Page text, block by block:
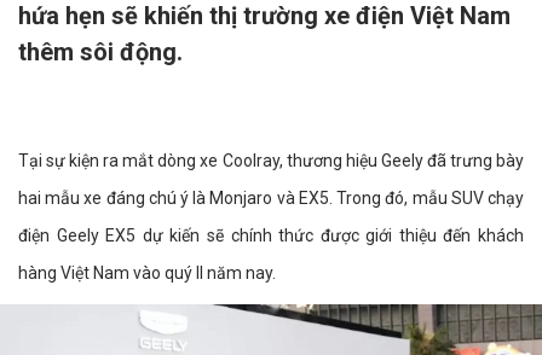
hứa hẹn sẽ khiến thị trường xe điện Việt Nam
thêm sôi động.
Tại sự kiện ra mắt dòng xe Coolray, thương hiệu Geely đã trưng bày
hai mẫu xe đáng chú ý là Monjaro và EX5. Trong đó, mẫu SUV chạy
điện Geely EX5 dự kiến sẽ chính thức được giới thiệu đến khách
hàng Việt Nam vào quý II năm nay.